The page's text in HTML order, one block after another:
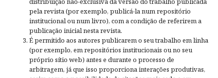
pela revista (por exemplo, publicá-la num repositório
institucional ou num livro), com a condição de referirem a
publicação inicial nesta revista.
É permitido aos autores publicarem o seu trabalho em linha
(por exemplo, em repositórios institucionais ou no seu
próprio sítio web) antes e durante o processo de
arbitragem, já que isso proporciona interações produtivas,